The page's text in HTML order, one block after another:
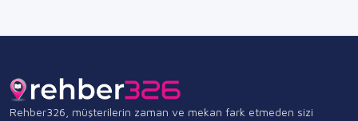
Rehber326, müşterilerin zaman ve mekan fark etmeden sizi